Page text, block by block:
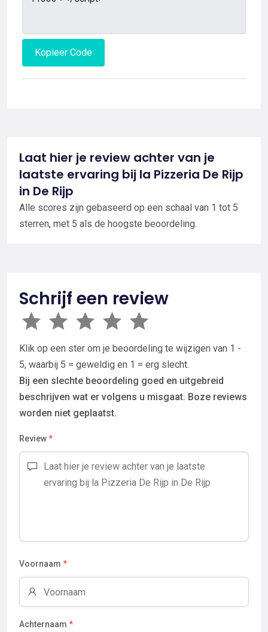
Kopieer Code
Laat hier je review achter van je
laatste ervaring bij la Pizzeria De Rijp
in De Rijp
Alle scores zijn gebaseerd op een schaal van 1 tot 5
sterren, met 5 als de hoogste beoordeling.
Schrijf een review
Klik op een ster om je beoordeling te wijzigen van 1 -
5, waarbij 5 = geweldig en 1 = erg slecht.
Bij een slechte beoordeling goed en uitgebreid
beschrijven wat er volgens u misgaat. Boze reviews
worden niet geplaatst.
Review*
Voornaam *
Achternaam *